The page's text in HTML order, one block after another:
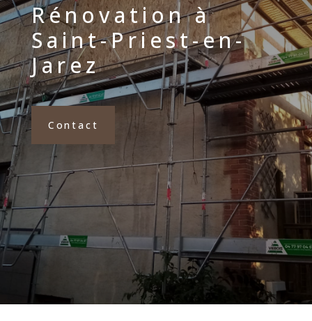
Rénovation à
Saint-Priest-en-
Jarez
Contact